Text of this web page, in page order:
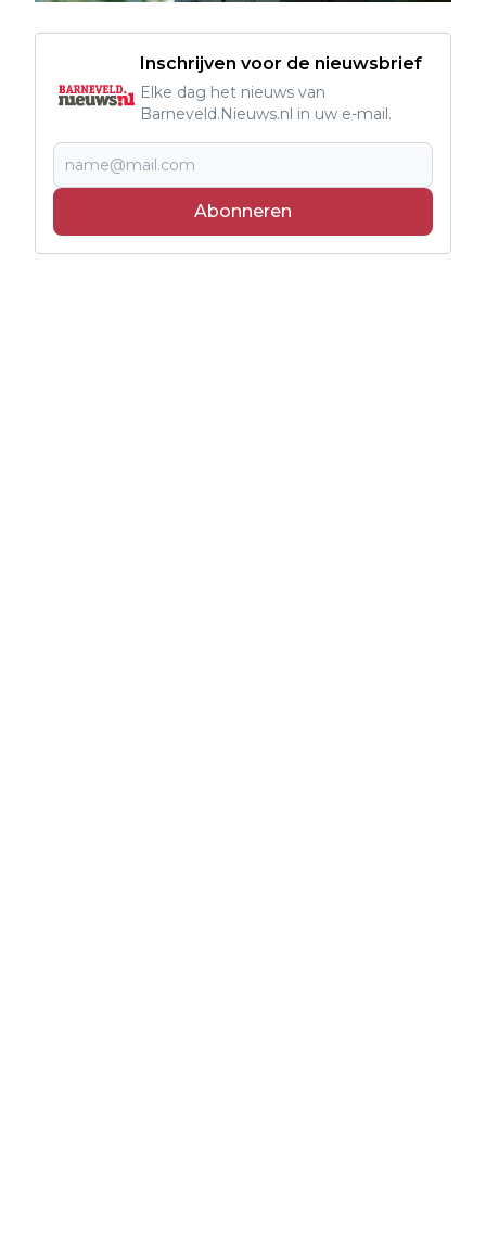
Inschrijven voor de nieuwsbrief
Elke dag het nieuws van
Barneveld.Nieuws.nl in uw e-mail.
Abonneren